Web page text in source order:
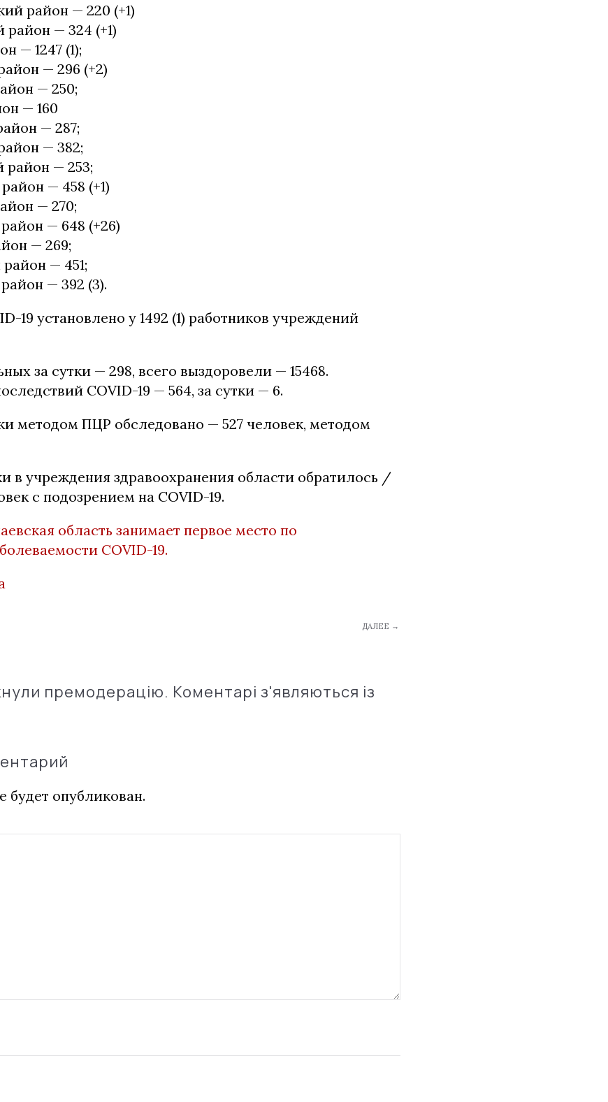
район — 220 (+1)
район — 324 (+1)
— 1247 (1);
— 296 (+2)
— 250;
— 160
— 287;
— 382;
район — 253;
— 458 (+1)
— 270;
— 648 (+26)
— 269;
— 451;
— 392 (3).
19 установлено у 1492 (1) работников учреждений
за сутки — 298, всего выздоровели — 15468.
COVID-19 — 564, за сутки — 6.
методом ПЦР обследовано — 527 человек, методом
в учреждения здравоохранения области обратилось /
с подозрением на COVID-19.
область занимает первое место по
COVID-19.
ДАЛЕЕ →
премодерацію. Коментарі з'являються із
будет опубликован.